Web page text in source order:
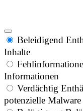
Beleidigend
Inhalte
Informationen
Verdächtig
potenzielle Malware